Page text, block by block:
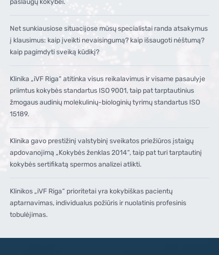
Net sunkiausiose situacijose mūsų specialistai randa atsakymus
į klausimus: kaip įveikti nevaisingumą? kaip išsaugoti nėštumą?
kaip pagimdyti sveiką kūdikį?
Klinika „iVF Riga“ atitinka visus reikalavimus ir visame pasaulyje
priimtus kokybės standartus ISO 9001, taip pat tarptautinius
žmogaus audinių molekulinių-biologinių tyrimų standartus ISO
15189.
Klinika gavo prestižinį valstybinį sveikatos priežiūros įstaigų
apdovanojimą „Kokybės ženklas 2014“, taip pat turi tarptautinį
kokybės sertifikatą spermos analizei atlikti.
Klinikos „iVF Riga“ prioritetai yra kokybiškas pacientų
aptarnavimas, individualus požiūris ir nuolatinis profesinis
tobulėjimas.